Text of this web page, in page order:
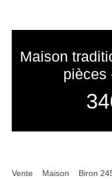
Maison
pièces
Vente Maison
Biron